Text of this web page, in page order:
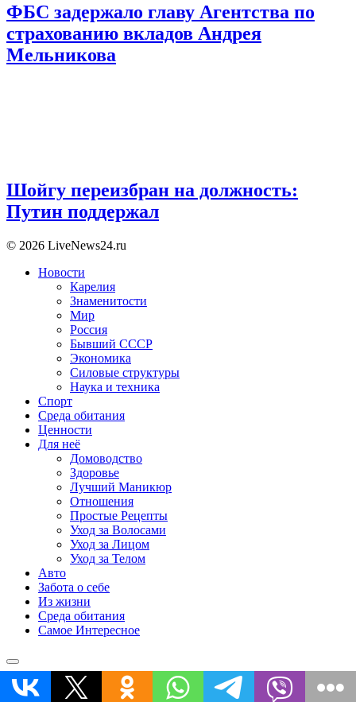
ФБС задержало главу Агентства по
страхованию вкладов Андрея
Мельникова
Шойгу переизбран на должность:
Путин поддержал
© 2026 LiveNews24.ru
Новости
Карелия
Знаменитости
Мир
Россия
Бывший СССР
Экономика
Силовые структуры
Наука и техника
Спорт
Среда обитания
Ценности
Для неё
Домоводство
Здоровье
Лучший Маникюр
Отношения
Простые Рецепты
Уход за Волосами
Уход за Лицом
Уход за Телом
Авто
Забота о себе
Из жизни
Среда обитания
Самое Интересное